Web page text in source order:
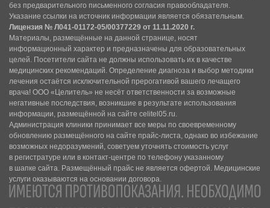
без предварительного письменного согласия правообладателя.
Указание ссылки на источник информации является обязательным.
Лицензия № Л041-01172-05/00377229 от 11.11.2020 г.
Материалы, размещённые на данной странице, носят
информационный характер и предназначены для образовательных
целей. Посетители сайта не должны использовать их в качестве
медицинских рекомендаций. Определение диагноза и выбор методики
лечения остаётся исключительной прерогативой вашего лечащего
врача! ООО «Целитель» не несёт ответственности за возможные
негативные последствия, возникшие в результате использования
информации, размещённой на сайте celitel05.ru.
Администрация клиники принимает все меры по своевременному
обновлению размещённого на сайте прайс-листа, однако во избежание
возможных недоразумений, советуем уточнять стоимость услуг
в регистратуре или в контакт-центре по телефону указанному
в шапке сайта. Размещённый прайс не является офертой. Медицинские
услуги оказываются на основании договора.